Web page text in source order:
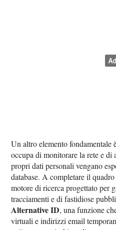
Un altro elemento fondamentale
occupa di monitorare la rete e di
propri dati personali vengano
database. A completare il
motore di ricerca progettato per
tracciamenti e di fastidiose
Alternative ID, una funzione
virtuali e indirizzi email